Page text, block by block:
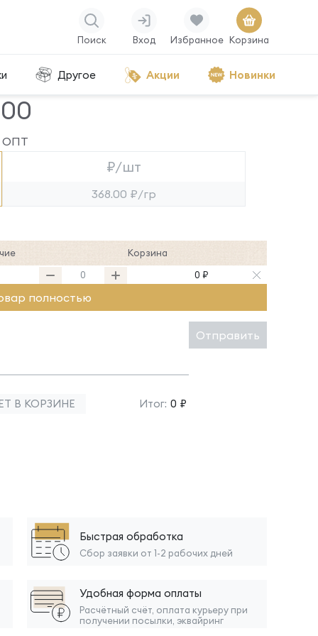
Поиск Вход Избранное Корзина
Другое Акции Новинки
ОПТ
₽/шт
368.00 ₽/гр
Корзина
0 ₽
полностью
Отправить
В КОРЗИНЕ Итог: 0 ₽
Быстрая обработка
Сбор заявки от 1-2 рабочих дней
Удобная форма оплаты
Расчётный счёт, оплата курьеру при
получении посылки, эквайринг